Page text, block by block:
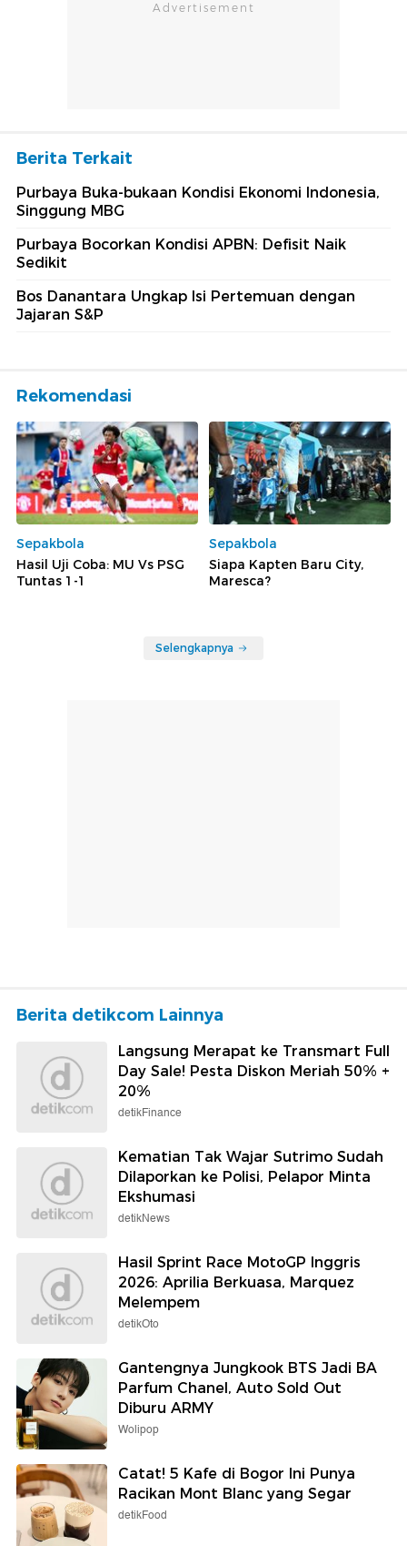
Berita Terkait
Purbaya Buka-bukaan Kondisi Ekonomi Indonesia,
Singgung MBG
Purbaya Bocorkan Kondisi APBN: Defisit Naik
Sedikit
Bos Danantara Ungkap Isi Pertemuan dengan
Jajaran S&P
Rekomendasi
Sepakbola
Hasil Uji Coba: MU Vs PSG
Tuntas 1-1
Sepakbola
Siapa Kapten Baru City,
Maresca?
Selengkapnya
Berita detikcom Lainnya
Langsung Merapat ke Transmart Full
Day Sale! Pesta Diskon Meriah 50% +
20%
detikFinance
Kematian Tak Wajar Sutrimo Sudah
Dilaporkan ke Polisi, Pelapor Minta
Ekshumasi
detikNews
Hasil Sprint Race MotoGP Inggris
2026: Aprilia Berkuasa, Marquez
Melempem
detikOto
Gantengnya Jungkook BTS Jadi BA
Parfum Chanel, Auto Sold Out
Diburu ARMY
Wolipop
Catat! 5 Kafe di Bogor Ini Punya
Racikan Mont Blanc yang Segar
detikFood